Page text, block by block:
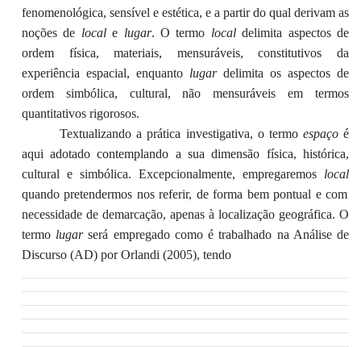
fenomenológica, sensível e estética, e a partir do qual derivam as
noções de locale lugar. O termo localdelimita aspectos de
ordem física, materiais, mensuráveis, constitutivos da
experiência espacial, enquanto lugardelimita os aspectos de
ordem simbólica, cultural, não mensuráveis em termos
quantitativos rigorosos.
Textualizando a prática investigativa, o termo espaçoé
aqui adotado contemplando a sua dimensão física, histórica,
cultural e simbólica. Excepcionalmente, empregaremos local
quando pretendermos nos referir, de forma bem pontual e com
necessidade de demarcação, apenas à localização geográfica. O
termo lugarserá empregado como é trabalhado na Análise de
Discurso (AD) por Orlandi (2005), tendo